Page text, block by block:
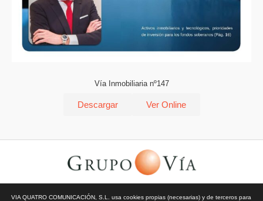
Vía Inmobiliaria nº147
Descargar Ver Online
VIA QUATRO COMUNICACIÓN, S.L. usa cookies propias (necesarias) y de terceros para